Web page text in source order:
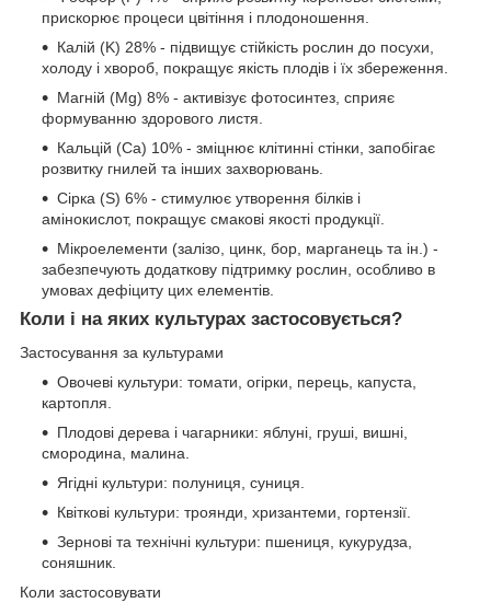
прискорює процеси цвітіння і плодоношення.
Калій (K) 28% - підвищує стійкість рослин до посухи,
холоду і хвороб, покращує якість плодів і їх збереження.
Магній (Mg) 8% - активізує фотосинтез, сприяє
формуванню здорового листя.
Кальцій (Ca) 10% - зміцнює клітинні стінки, запобігає
розвитку гнилей та інших захворювань.
Сірка (S) 6% - стимулює утворення білків і
амінокислот, покращує смакові якості продукції.
Мікроелементи (залізо, цинк, бор, марганець та ін.) -
забезпечують додаткову підтримку рослин, особливо в
умовах дефіциту цих елементів.
Коли і на яких культурах застосовується?
Застосування за культурами
Овочеві культури: томати, огірки, перець, капуста,
картопля.
Плодові дерева і чагарники: яблуні, груші, вишні,
смородина, малина.
Ягідні культури: полуниця, суниця.
Квіткові культури: троянди, хризантеми, гортензії.
Зернові та технічні культури: пшениця, кукурудза,
соняшник.
Коли застосовувати